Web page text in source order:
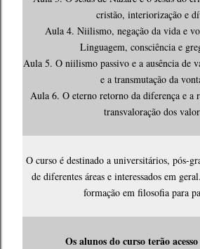
cristão, interiorização e
Aula 4. Niilismo, negação da vida e
Linguagem, consciência e
Aula 5. O niilismo passivo e a ausência de
e a transmutação da
Aula 6. O eterno retorno da diferença e a
transvaloração dos
O curso é destinado a universitários, pós-
de diferentes áreas e interessados em
formação em filosofia para
Os alunos do curso terão